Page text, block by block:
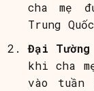
cha mẹ
Trung
Đại Tường
khi cha
vào